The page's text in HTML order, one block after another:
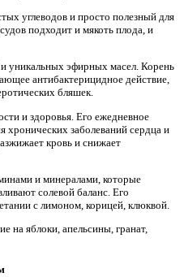
углеводов и просто полезный для
подходит и мякоть плода, и
уникальных эфирных масел. Корень
антибактерицидное действие,
бляшек.
и здоровья. Его ежедневное
хронических заболеваний сердца и
кровь и снижает
и минералами, которые
солевой баланс. Его
с лимоном, корицей, клюквой.
на яблоки, апельсины, гранат,